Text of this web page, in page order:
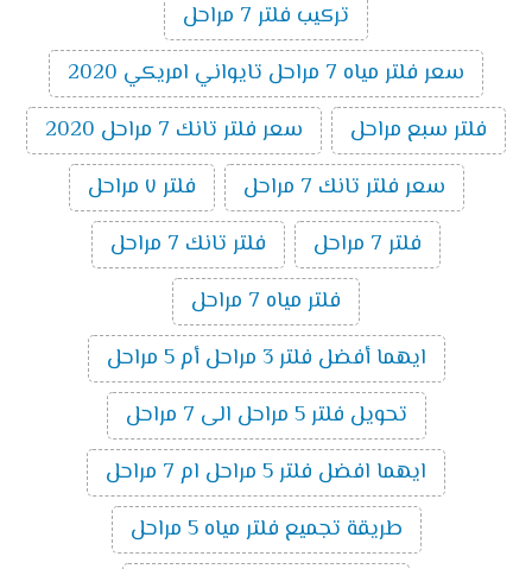
تركيب فلتر 7 مراحل
سعر فلتر مياه 7 مراحل تايواني امريكي 2020
فلتر سبع مراحل
سعر فلتر تانك 7 مراحل 2020
سعر فلتر تانك 7 مراحل
فلتر ٧ مراحل
فلتر 7 مراحل
فلتر تانك 7 مراحل
فلتر مياه 7 مراحل
ايهما أفضل فلتر 3 مراحل أم 5 مراحل
تحويل فلتر 5 مراحل الى 7 مراحل
ايهما افضل فلتر 5 مراحل ام 7 مراحل
طريقة تجميع فلتر مياه 5 مراحل